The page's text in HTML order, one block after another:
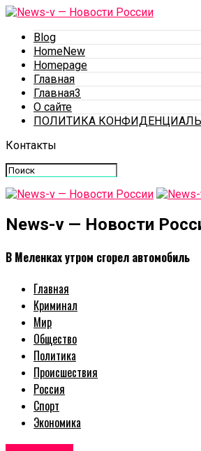
Blog
HomeNew
Homepage
Главная
Главная3
О сайте
ПОЛИТИКА
Контакты
News-v — Новости
В Меленках утром сгорел автомобиль
Главная
Криминал
Мир
Общество
Политика
Происшествия
Россия
Спорт
Экономика